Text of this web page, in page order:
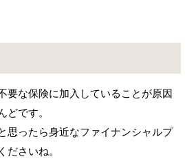
要な保険に加入していることが原因
どです。
思ったら身近なファイナンシャルプ
ださいね。